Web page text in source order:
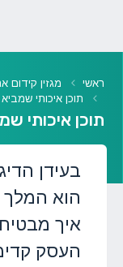
ראשי
מגזין קידום
תוכן איכותי
תוכן איכותי
בעידן
הוא המלך
איך
העסק